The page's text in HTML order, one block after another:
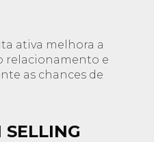
ativa melhora a
relacionamento e
as chances de
SELLING